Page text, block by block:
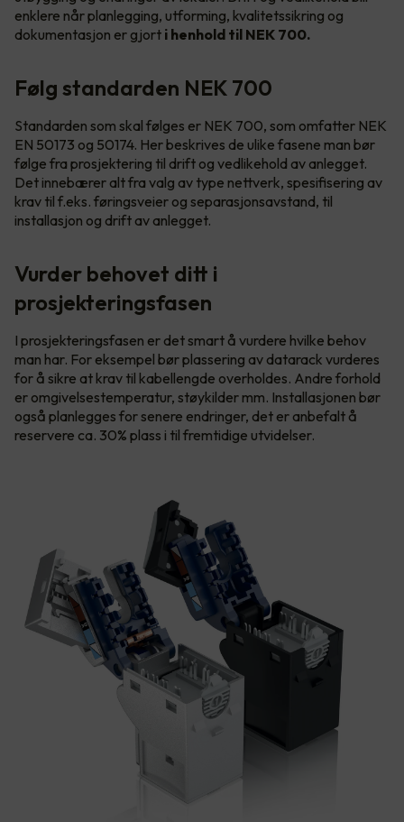
enklere når planlegging, utforming, kvalitetssikring og
dokumentasjon er gjort i henhold til NEK 700.
Følg standarden NEK 700
Standarden som skal følges er NEK 700, som omfatter NEK
EN 50173 og 50174. Her beskrives de ulike fasene man bør
følge fra prosjektering til drift og vedlikehold av anlegget.
Det innebærer alt fra valg av type nettverk, spesifisering av
krav til f.eks. føringsveier og separasjonsavstand, til
installasjon og drift av anlegget.
Vurder behovet ditt i
prosjekteringsfasen
I prosjekteringsfasen er det smart å vurdere hvilke behov
man har. For eksempel bør plassering av datarack vurderes
for å sikre at krav til kabellengde overholdes. Andre forhold
er omgivelsestemperatur, støykilder mm. Installasjonen bør
også planlegges for senere endringer, det er anbefalt å
reservere ca. 30% plass i til fremtidige utvidelser.